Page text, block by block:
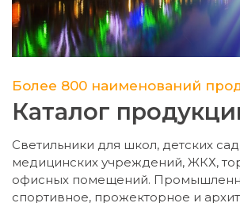
Более 800 наименований
Каталог
Светильники для школ, детских
медицинских учреждений, ЖКХ,
офисных помещений.
спортивное, прожекторное и